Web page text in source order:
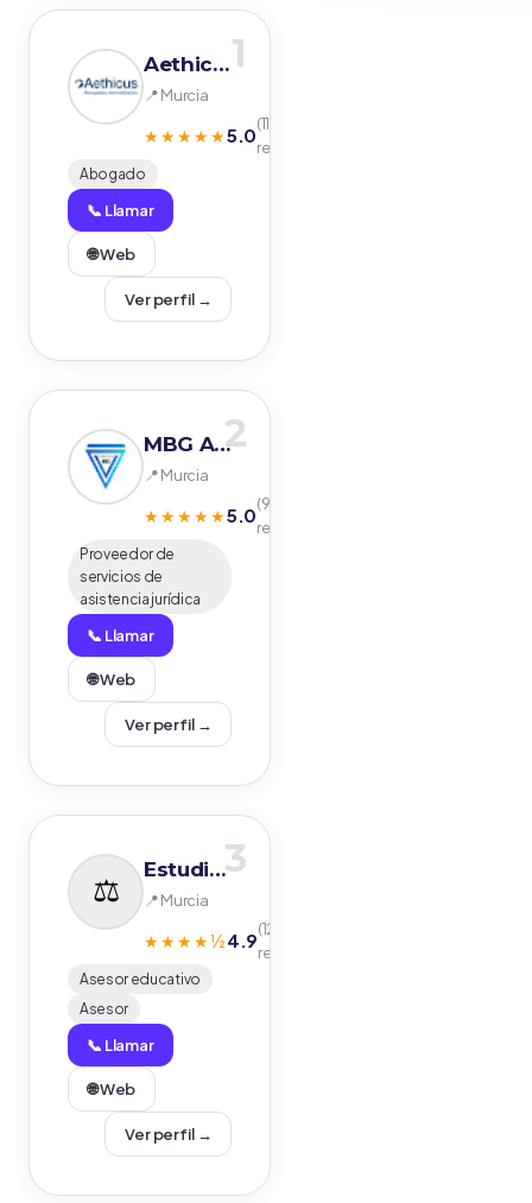
1
Aethicus Abogados
📍 Murcia
★★★★★5.0(112
reseñas)
Abogado
📞 Llamar
🌐 Web
Ver perfil →
2
MBG Abogados
📍 Murcia
★★★★★5.0(98
reseñas)
Proveedor de
servicios de
asistencia jurídica
📞 Llamar
🌐 Web
Ver perfil →
3
Estudia Seguro
📍 Murcia
★★★★½4.9(123
reseñas)
Asesor educativo
Asesor
📞 Llamar
🌐 Web
Ver perfil →